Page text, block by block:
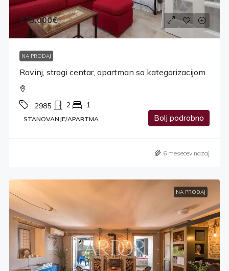
275,000€
NA PRODAJ
Rovinj, strogi centar, apartman sa kategorizacijom
2985 2 1
STANOVANJE/APARTMA Bolj podrobno
6 mesecev nazaj
NA PRODAJ